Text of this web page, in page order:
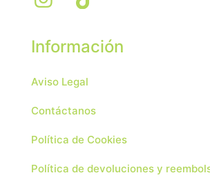
Información
Aviso Legal
Contáctanos
Política de Cookies
Política de devoluciones y